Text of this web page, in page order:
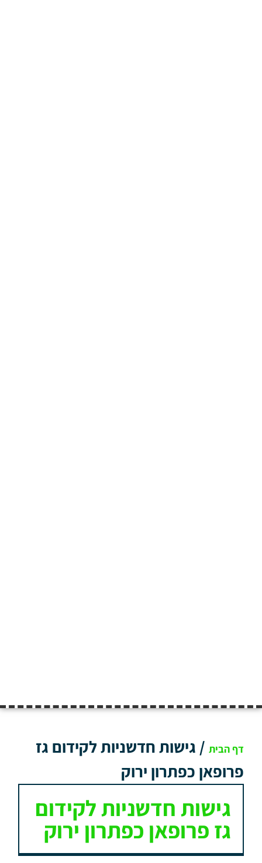
דף הבית / גישות חדשניות לקידום גז
פרופאן כפתרון ירוק
גישות חדשניות לקידום
גז פרופאן כפתרון ירוק